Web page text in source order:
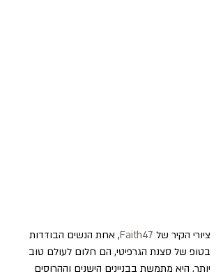
ציורי הקיר של Faith47, אחת הנשים הבודדות
בטופ של סצנת הגרפיטי, הם חלום לעולם טוב
יותר. היא מתמשת בבניינים הישנים וההרוסים